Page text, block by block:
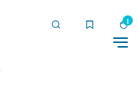
Merkliste